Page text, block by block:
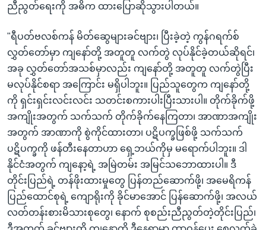
ညီညွတ်ရေးကို အဓိက ထားပြောဆိုသွားပါတယ်။
"ရီပတ်ဗလစ်ကန် မိတ်ဆွေများခင်ဗျား၊ ပြီးခဲ့တဲ့ ကွန်ဂရက်စ်
လွှတ်တော်မှာ ကျနော်တို့ အတူတူ လက်တွဲ လုပ်နိုင်ခဲ့တယ်ဆိုရင်၊
အခု လွှတ်တော်အသစ်မှာလည်း ကျနော်တို့ အတူတူ လက်တွဲပြီး
မလုပ်နိုင်စရာ အကြောင်း မရှိပါဘူး။ ပြည်သူတွေက ကျနော်တို့
ကို ရှင်းရှင်းလင်းလင်း သတင်းစကားပါးပြီးသားပါ။ တိုက်ခိုက်ဖို့
အကျိုးအတွက် သက်သက် တိုက်ခိုက်နေကြတာ၊ အာဏာအကျိုး
အတွက် အာဏာကို စွဲကိုင်ထားတာ၊ ပဋိပက္ခဖြစ်ဖို့ သက်သက်
ပဋိပက္ခကို ဖန်တီးနေတာဟာ ရှေ့ဘယ်ကိုမှ မရောက်ပါဘူး။ ဒါ
နိုင်ငံအတွက် ကျနော့ရဲ့ အမြဲတမ်း အမြင်သဘောထားပါ။ ဒီ
တိုင်းပြည်ရဲ့ တန်ဖိုးထားမှုတွေ ပြန်တည်ဆောက်ဖို့၊ အမေရိကန်
ပြည်ထောင်စုရဲ့ ကျောရိုးကို ခိုင်မာအောင် ပြန်ဆောက်ဖို့၊ အလယ်
လတ်တန်းစားမိသားစုတွေ၊ နောက် စုစည်းညီညွတ်တဲ့တိုင်းပြည်၊